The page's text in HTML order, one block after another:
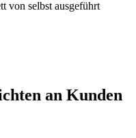
von selbst ausgeführt
an Kunden